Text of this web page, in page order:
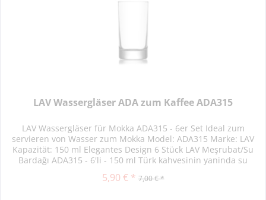
LAV Wassergläser ADA zum Kaffee ADA315
LAV Wassergläser für Mokka ADA315 - 6er Set Ideal zum
servieren von Wasser zum Mokka Model: ADA315 Marke: LAV
Kapazität: 150 ml Elegantes Design 6 Stück LAV Meşrubat/Su
Bardağı ADA315 - 6'li - 150 ml Türk kahvesinin yaninda su
5,90 € * 7,00 € *